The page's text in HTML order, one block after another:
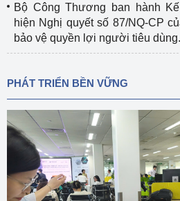
Bộ Công Thương ban hành
hiện Nghị quyết số 87/NQ-CP
bảo vệ quyền lợi người tiêu dùng.
PHÁT TRIỂN BỀN VỮNG